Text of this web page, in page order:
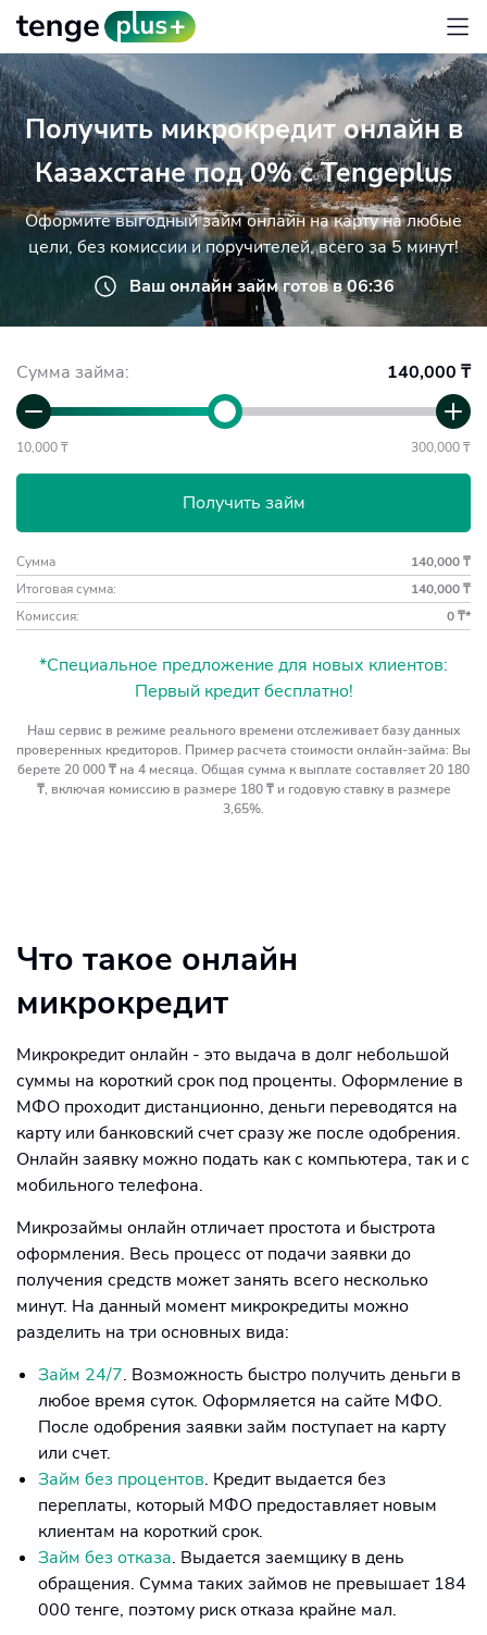
Получить микрокредит онлайн в
Казахстане под 0% с Tengeplus
Оформите выгодный займ онлайн на карту на любые
цели, без комиссии и поручителей, всего за 5 минут!
Ваш онлайн займ готов в 06:36
Сумма займа: 140,000 ₸
10,000 ₸ 300,000 ₸
Получить займ
Сумма
140,000 ₸
Итоговая сумма:
140,000 ₸
Комиссия:
0 ₸*
*Специальное предложение для новых клиентов:
Первый кредит бесплатно!
Наш сервис в режиме реального времени отслеживает базу данных
проверенных кредиторов. Пример расчета стоимости онлайн-займа: Вы
берете 20 000 ₸ на 4 месяца. Общая сумма к выплате составляет 20 180
₸, включая комиссию в размере 180 ₸ и годовую ставку в размере
3,65%.
Что такое онлайн
микрокредит
Микрокредит онлайн - это выдача в долг небольшой
суммы на короткий срок под проценты. Оформление в
МФО проходит дистанционно, деньги переводятся на
карту или банковский счет сразу же после одобрения.
Онлайн заявку можно подать как с компьютера, так и с
мобильного телефона.
Микрозаймы онлайн отличает простота и быстрота
оформления. Весь процесс от подачи заявки до
получения средств может занять всего несколько
минут. На данный момент микрокредиты можно
разделить на три основных вида:
Займ 24/7. Возможность быстро получить деньги в
любое время суток. Оформляется на сайте МФО.
После одобрения заявки займ поступает на карту
или счет.
Займ без процентов. Кредит выдается без
переплаты, который МФО предоставляет новым
клиентам на короткий срок.
Займ без отказа. Выдается заемщику в день
обращения. Сумма таких займов не превышает 184
000 тенге, поэтому риск отказа крайне мал.